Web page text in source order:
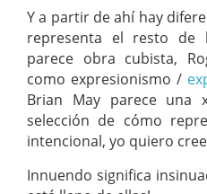
Y a partir de ahí hay
representa el resto de
parece obra cubista,
como expresionismo /
Brian May parece una
selección de cómo
intencional, yo quiero
Innuendo significa